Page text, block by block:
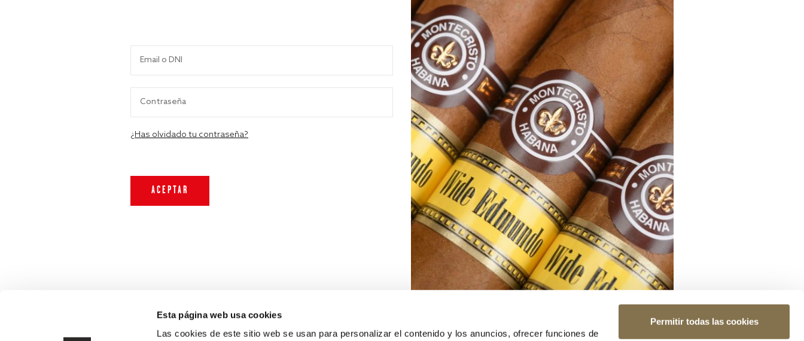
Esta página web usa cookies
Las cookies de este sitio web se usan para personalizar el contenido y los anuncios, ofrecer funciones de
Permitir todas las cookies
¿Has olvidado tu contraseña?